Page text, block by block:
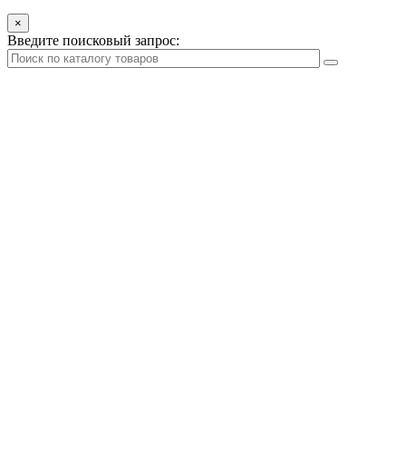
×
Введите поисковый запрос: